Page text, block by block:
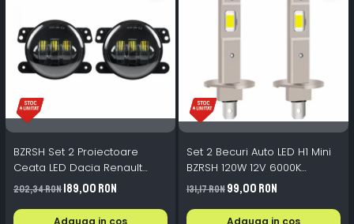
BZRSH Set 2 Proiectoare
Ceata LED Dacia Renault
Nissan H11 30W 98mm 12V
Alba
202,34 RON189,00 RON
Adauga in cos
Set 2 Becuri Auto LED H1 Mini
BZRSH 120W 12V 6000K
15000lm
131,17 RON99,00 RON
Adauga in cos